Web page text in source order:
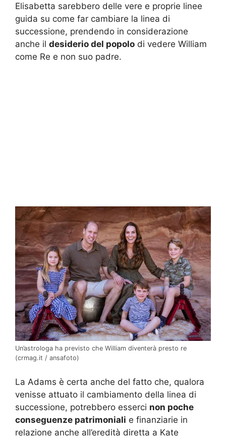
Elisabetta sarebbero delle vere e proprie linee
guida su come far cambiare la linea di
successione, prendendo in considerazione
anche il desiderio del popolo di vedere William
come Re e non suo padre.
Un’astrologa ha previsto che William diventerà presto re
(crmag.it / ansafoto)
La Adams è certa anche del fatto che, qualora
venisse attuato il cambiamento della linea di
successione, potrebbero esserci non poche
conseguenze patrimoniali e finanziarie in
relazione anche all’eredità diretta a Kate